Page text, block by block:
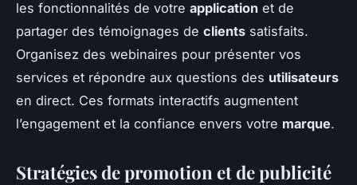
les fonctionnalités de votre application et de
partager des témoignages de clients satisfaits.
Organisez des webinaires pour présenter vos
services et répondre aux questions des utilisateurs
en direct. Ces formats interactifs augmentent
l’engagement et la confiance envers votre marque.
Stratégies de promotion et de publicité